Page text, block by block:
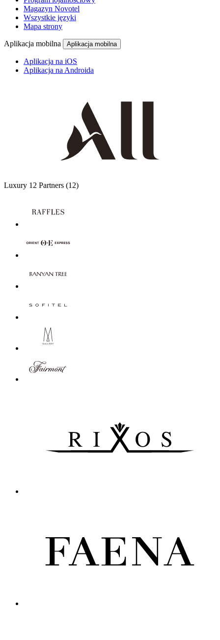
Magazyn Novotel
Wszystkie języki
Mapa strony
Aplikacja mobilna Aplikacja mobilna
Aplikacja na iOS
Aplikacja na Androida
Luxury 12 Partners (12)